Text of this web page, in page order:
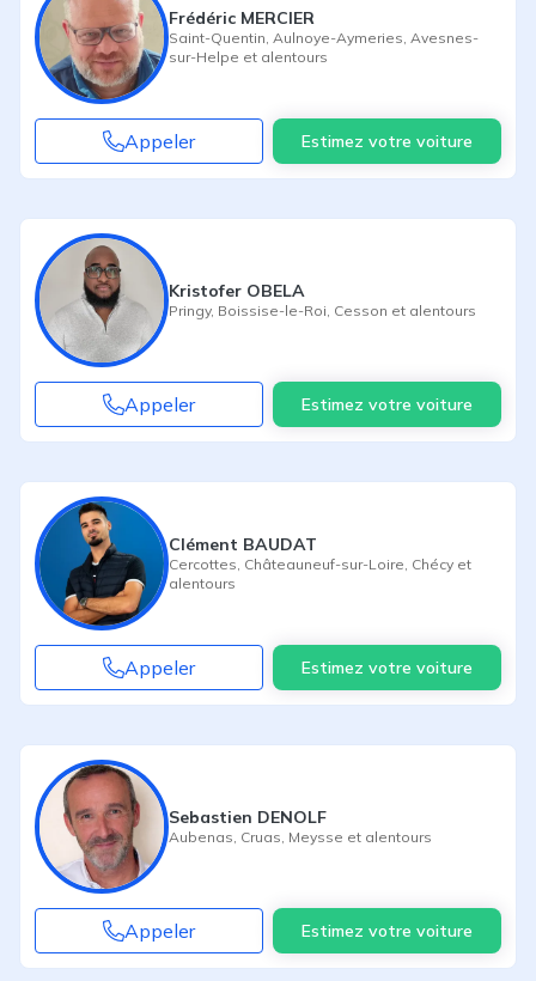
Frédéric MERCIER
Saint-Quentin Aulnoye-Aymeries Avesnes-
sur-Helpe et alentours
Appeler Estimez votre voiture
Kristofer OBELA
Pringy, Boissise-le-Roi Cesson et alentours
Appeler Estimez votre voiture
Clément BAUDAT
Cercottes Châteauneuf-sur-Loire Chécy et
alentours
Appeler Estimez votre voiture
Sebastien DENOLF
Aubenas Cruas Meysse et alentours
Appeler Estimez votre voiture